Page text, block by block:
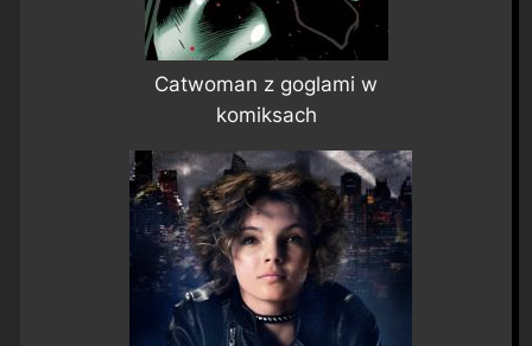
Catwoman z goglami w
komiksach